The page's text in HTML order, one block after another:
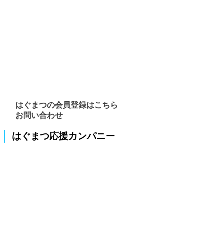
はぐまつの会員登録はこちら
お問い合わせ
はぐまつ応援カンパニー